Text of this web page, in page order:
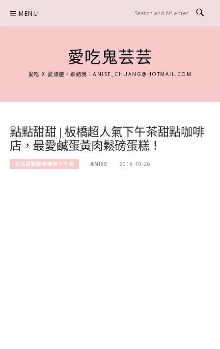
content
MENU
愛吃鬼芸芸
愛吃 X 愛旅遊。聯絡我：ANISE_CHUANG@HOTMAIL.COM
點點甜甜 | 板橋超人氣下午茶甜點咖啡
店，最愛鹹蛋黃肉鬆磅蛋糕！
台北甜點輕食咖啡下午茶 ANISE 2018-10-26